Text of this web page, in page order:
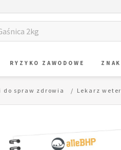
RYZYKO ZAWODOWE
do spraw zdrowia Lekarz